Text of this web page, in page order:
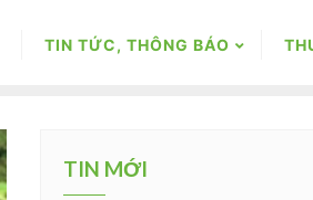
TIN TỨC, THÔNG BÁO
TIN MỚI